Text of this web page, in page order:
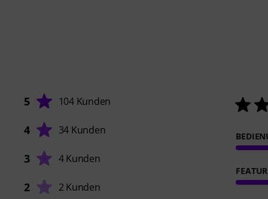
5 104 Kunden
4 34 Kunden
3 4 Kunden
2 2 Kunden